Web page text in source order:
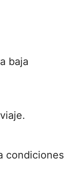
baja
condiciones